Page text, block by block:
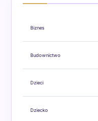
Biznes
Budownictwo
Dzieci
Dziecko